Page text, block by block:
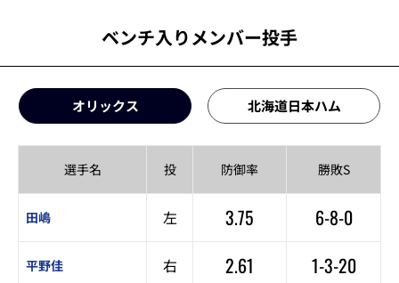
ベンチ入りメンバー投手
オリックス 北海道日本ハム
選手名 投 防御率 勝敗S
田嶋 左 3.75 6-8-0
平野佳 右 2.61 1-3-20